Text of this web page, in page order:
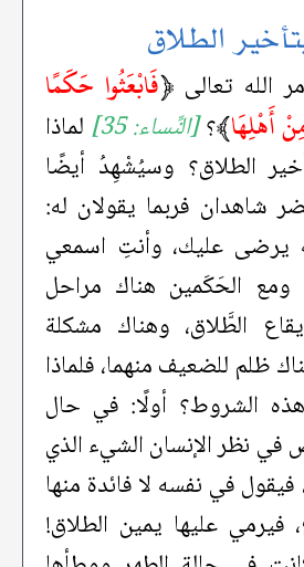
الطلاق
الله تعالى ﴿فَابْعَثُوا حَكَمًا
أَهْلِهَا﴾؟[النِّساء: 35]
لماذا
الطلاق؟ وسيُشْهِدُ أيضًا
شاهدان فربما يقولان له:
يرضى عليك، وأنتِ اسمعي
ومع الحَكَمين هناك مراحل
الطَّلاق، وهناك مشكلة
ظلم للضعيف منهما، فلماذا
الشروط؟ أولًا: في حال
نظر الإنسان الشيء الذي
في نفسه لا فائدة منها
فيرمي عليها يمين الطلاق!